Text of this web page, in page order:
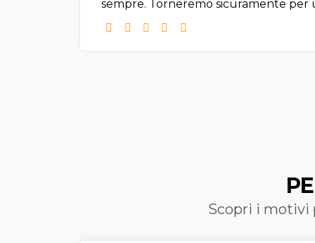
sempre. Torneremo sicuramente per
Scopri i motivi